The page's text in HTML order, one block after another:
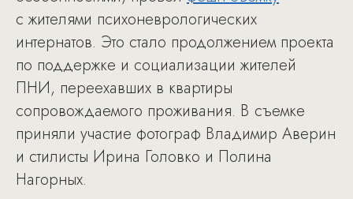
с жителями психоневрологических
интернатов. Это стало продолжением проекта
по поддержке и социализации жителей
ПНИ, переехавших в квартиры
сопровождаемого проживания. В съемке
приняли участие фотограф Владимир Аверин
и стилисты Ирина Головко и Полина
Нагорных.